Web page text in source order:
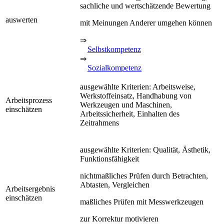
auswerten
sachliche und wertschätzende Bewertung
mit Meinungen Anderer umgehen können
⇒
Selbstkompetenz
⇒
Sozialkompetenz
Arbeitsprozess
einschätzen
ausgewählte Kriterien: Arbeitsweise,
Werkstoffeinsatz, Handhabung von
Werkzeugen und Maschinen,
Arbeitssicherheit, Einhalten des
Zeitrahmens
Arbeitsergebnis
einschätzen
ausgewählte Kriterien: Qualität, Ästhetik,
Funktionsfähigkeit
nichtmaßliches Prüfen durch Betrachten,
Abtasten, Vergleichen
maßliches Prüfen mit Messwerkzeugen
zur Korrektur motivieren